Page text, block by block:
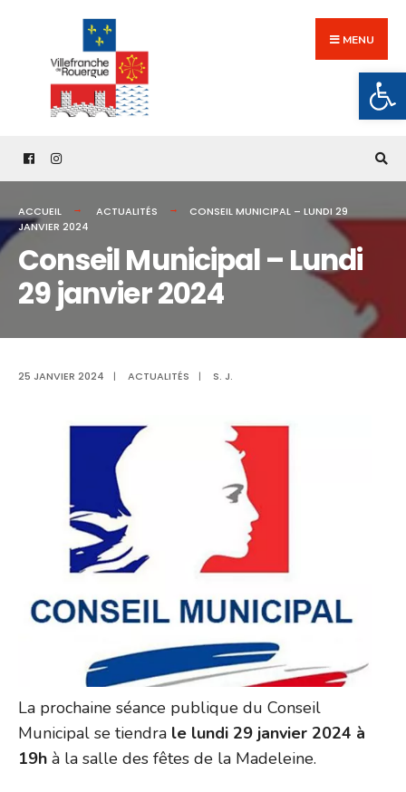
content
MENU
ACCUEIL ACTUALITÉS
CONSEIL MUNICIPAL – LUNDI 29
JANVIER 2024
Conseil Municipal – Lundi
29 janvier 2024
25 JANVIER 2024 | ACTUALITÉS | S. J.
La prochaine séance publique du Conseil
Municipal se tiendra le lundi 29 janvier 2024 à
19h à la salle des fêtes de la Madeleine.